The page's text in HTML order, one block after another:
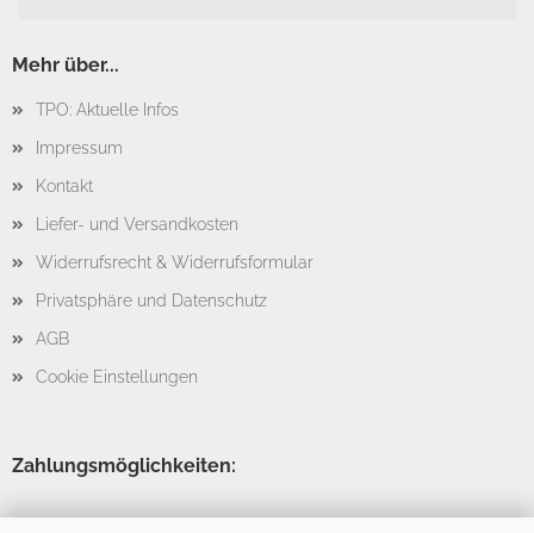
Mehr über...
TPO: Aktuelle Infos
Impressum
Kontakt
Liefer- und Versandkosten
Widerrufsrecht & Widerrufsformular
Privatsphäre und Datenschutz
AGB
Cookie Einstellungen
Zahlungsmöglichkeiten: